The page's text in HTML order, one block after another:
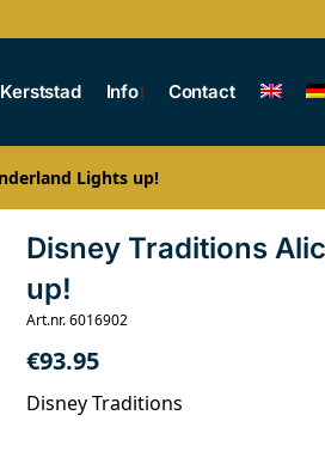
Kerststad Info Contact
Lights up!
Disney Traditions
up!
Art.nr. 6016902
€93.95
Disney Traditions